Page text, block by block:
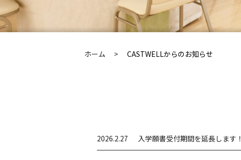
ホーム CASTWELLからのお知らせ
2026.2.27 入学願書受付期間を延長します！